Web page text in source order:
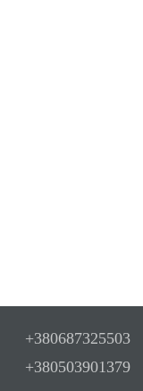
+380687325503
+380503901379